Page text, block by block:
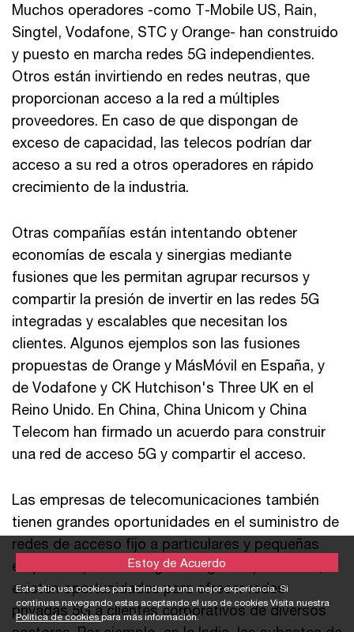
Muchos operadores -como T-Mobile US, Rain,
Singtel, Vodafone, STC y Orange- han construido
y puesto en marcha redes 5G independientes.
Otros están invirtiendo en redes neutras, que
proporcionan acceso a la red a múltiples
proveedores. En caso de que dispongan de
exceso de capacidad, las telecos podrían dar
acceso a su red a otros operadores en rápido
crecimiento de la industria.
Otras compañías están intentando obtener
economías de escala y sinergias mediante
fusiones que les permitan agrupar recursos y
compartir la presión de invertir en las redes 5G
integradas y escalables que necesitan los
clientes. Algunos ejemplos son las fusiones
propuestas de Orange y MásMóvil en España, y
de Vodafone y CK Hutchison's Three UK en el
Reino Unido. En China, China Unicom y China
Telecom han firmado un acuerdo para construir
una red de acceso 5G y compartir el acceso.
Las empresas de telecomunicaciones también
tienen grandes oportunidades en el suministro de
redes de acceso fijo a particulares y pequeñas
empresas (véase el siguiente gráfico). Además,
existen oportunidades para ofrecer redes
privadas 5G a clientes corporativos de diversos
Este sitio usa cookies para brindarte una mejor experiencia. Si
continuas navegando estas aceptando el uso de cookies Visita nuestra
Política de cookiespara más información.
Estoy de Acuerdo